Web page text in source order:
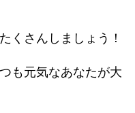
くさんしましょう！
も元気なあなたが大